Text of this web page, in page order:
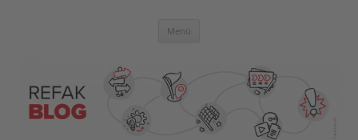
Blog der Referent:innen Akademie
Menü